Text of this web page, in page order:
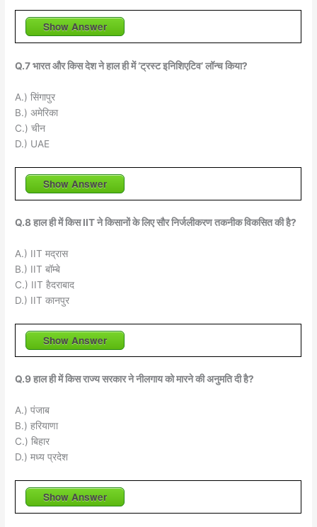
Show Answer
Q.7 भारत और किस देश ने हाल ही में ‘ट्रस्ट इनिशिएटिव’ लॉन्च किया?
A.) सिंगापुर
B.) अमेरिका
C.) चीन
D.) UAE
Show Answer
Q.8 हाल ही में किस IIT ने किसानों के लिए सौर निर्जलीकरण तकनीक विकसित की है?
A.) IIT मद्रास
B.) IIT बॉम्बे
C.) IIT हैदराबाद
D.) IIT कानपुर
Show Answer
Q.9 हाल ही में किस राज्य सरकार ने नीलगाय को मारने की अनुमति दी है?
A.) पंजाब
B.) हरियाणा
C.) बिहार
D.) मध्य प्रदेश
Show Answer